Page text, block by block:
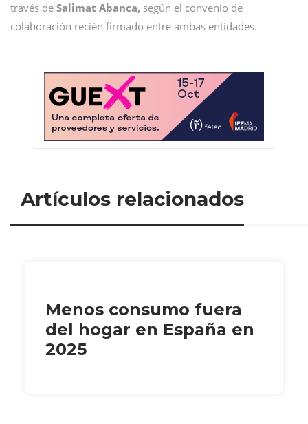
través de Salimat Abanca, según el convenio de
colaboración recién firmado entre ambas entidades.
Artículos relacionados
Menos consumo fuera
del hogar en España en
2025